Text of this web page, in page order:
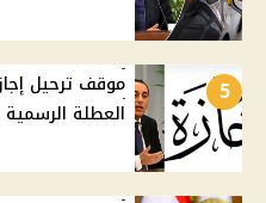
5
العطلة